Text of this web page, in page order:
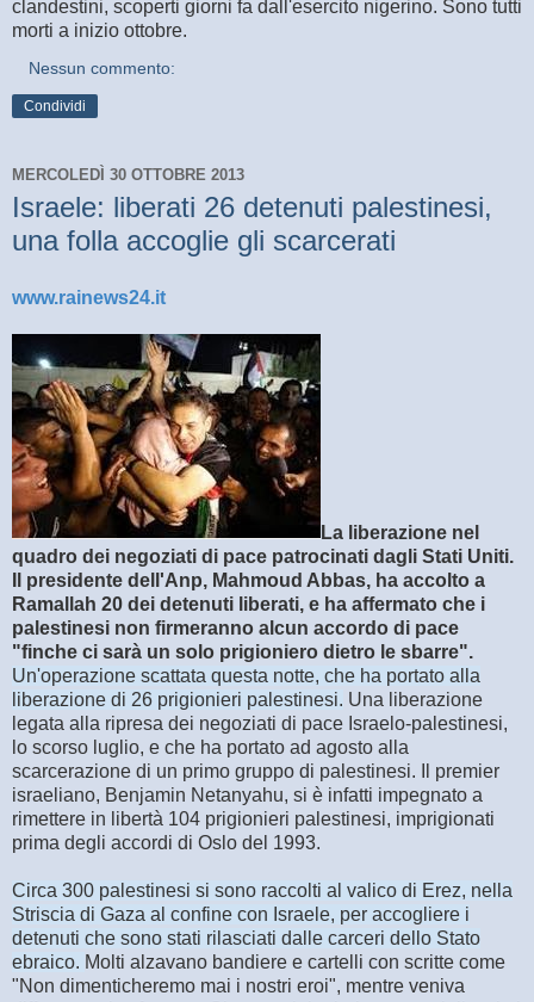
clandestini, scoperti giorni fa dall'esercito nigerino. Sono tutti
morti a inizio ottobre.
Nessun commento:
Condividi
MERCOLEDÌ 30 OTTOBRE 2013
Israele: liberati 26 detenuti palestinesi,
una folla accoglie gli scarcerati
www.rainews24.it
La liberazione nel
quadro dei negoziati di pace patrocinati dagli Stati Uniti.
Il presidente dell'Anp, Mahmoud Abbas, ha accolto a
Ramallah 20 dei detenuti liberati, e ha affermato che i
palestinesi non firmeranno alcun accordo di pace
"finche ci sarà un solo prigioniero dietro le sbarre".
Un'operazione scattata questa notte, che ha portato alla
liberazione di 26 prigionieri palestinesi. Una liberazione
legata alla ripresa dei negoziati di pace Israelo-palestinesi,
lo scorso luglio, e che ha portato ad agosto alla
scarcerazione di un primo gruppo di palestinesi. Il premier
israeliano, Benjamin Netanyahu, si è infatti impegnato a
rimettere in libertà 104 prigionieri palestinesi, imprigionati
prima degli accordi di Oslo del 1993.
Circa 300 palestinesi si sono raccolti al valico di Erez, nella
Striscia di Gaza al confine con Israele, per accogliere i
detenuti che sono stati rilasciati dalle carceri dello Stato
ebraico. Molti alzavano bandiere e cartelli con scritte come
"Non dimenticheremo mai i nostri eroi", mentre veniva